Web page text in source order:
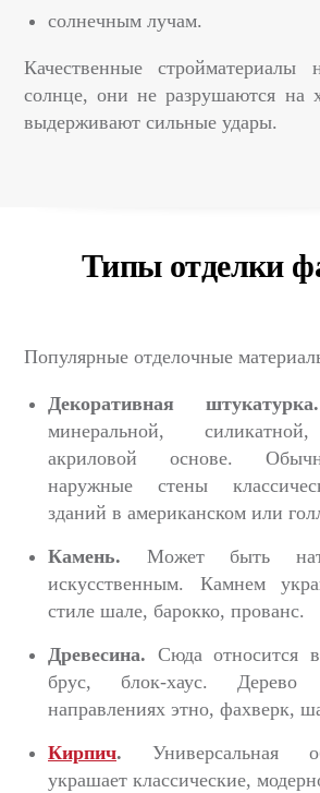
солнечным лучам.
Качественные
солнце, они не разрушаются на
выдерживают сильные удары.
Типы отделки
Популярные отделочные
Декоративная штукатурка.
минеральной,
акриловой основе.
наружные стены
зданий в американском или
Камень. Может быть
искусственным. Камнем
стиле шале, барокко, прованс.
Древесина. Сюда относится
брус, блок-хаус. Дерево
направлениях этно, фахверк,
Кирпич. Универсальная
украшает классические,